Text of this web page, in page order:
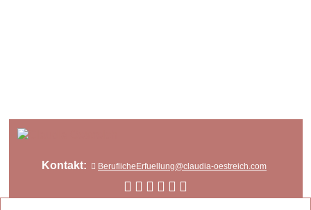
Kontakt: BeruflicheErfuellung@claudia-oestreich.com